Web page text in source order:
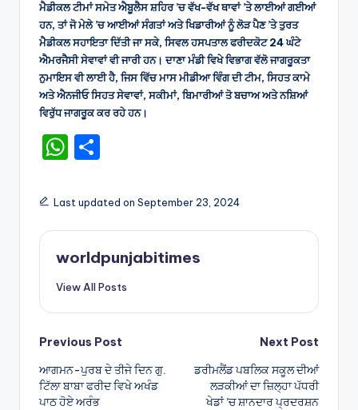
ਮੈਡੀਕਲ ਟੀਮਾਂ ਸਮੇਤ ਐਬੂਲੈਸ ਸ਼ਹਿਰ ’ਚ ਵੱਖ-ਵੱਖ ਥਾਵਾਂ ’ਤੇ ਲਾਈਆਂ ਗਈਆਂ
ਹਨ, ਤਾਂ ਜੋ ਮੇਲੇ ’ਚ ਆਈਆਂ ਸੰਗਤਾਂ ਅਤੇ ਖਿਡਾਰੀਆਂ ਨੂੰ ਲੋੜ ਪੈਣ ’ਤੇ ਤੁਰਤ
ਮੈਡੀਕਲ ਸਹਾਇਤਾ ਦਿੱਤੀ ਜਾ ਸਕੇ, ਸਿਵਲ ਹਸਪਤਾਲ ਫਰੀਦਕੋਟ 24 ਘੰਟੇ
ਐਮਰਜੈਸੀ ਸੇਵਾਵਾਂ ਵੀ ਜਾਰੀ ਹਨ। ਦਾਣਾ ਮੰਡੀ ਵਿਖੇ ਵਿਭਾਗ ਵੱਲੋ ਜਾਗਰੂਕਤਾ
ਨੁਮਾਇਸ ਵੀ ਲਾਈ ਹੈ, ਜਿਸ ਵਿੱਚ ਮਾਸ ਮੀਡੀਆ ਵਿੰਗ ਦੀ ਟੀਮ, ਸਿਹਤ ਕਾਮੇ
ਅਤੇ ਐਨਜੀਓ ਸਿਹਤ ਸੇਵਾਵਾਂ, ਸਕੀਮਾਂ, ਬਿਮਾਰੀਆਂ ਤੋ ਬਚਾਅ ਅਤੇ ਨਸ਼ਿਆਂ
ਵਿਰੁੱਧ ਜਾਗਰੂਕ ਕਰ ਰਹੇ ਹਨ।
W
a
ts
A
p
ar
e
Last updated on September 23, 2024
worldpunjabitimes
View All Posts
Post
navigation
Previous Post
ਆਗਮਨ-ਪੁਰਬ ਦੇ ਤੀਜੇ ਦਿਨ ਗੁ.
ਟਿੱਲਾ ਬਾਬਾ ਫਰੀਦ ਵਿਖੇ ਅਖੰਡ
ਪਾਠ ਹੋਏ ਅਰੰਭ
Next Post
ਡਰੀਮਲੈਂਡ ਪਬਲਿਕ ਸਕੂਲ ਦੀਆਂ
ਲੜਕੀਆਂ ਦਾ ਜ਼ਿਲ੍ਹਾ ਪੱਧਰੀ
ਖੇਡਾਂ ’ਚ ਸ਼ਾਨਦਾਰ ਪ੍ਰਦਰਸ਼ਨ